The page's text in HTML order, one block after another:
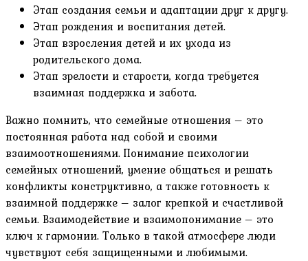
Этап создания семьи и адаптации друг к другу.
Этап рождения и воспитания детей.
Этап взросления детей и их ухода из
родительского дома.
Этап зрелости и старости, когда требуется
взаимная поддержка и забота.
Важно помнить, что семейные отношения – это
постоянная работа над собой и своими
взаимоотношениями. Понимание психологии
семейных отношений, умение общаться и решать
конфликты конструктивно, а также готовность к
взаимной поддержке – залог крепкой и счастливой
семьи. Взаимодействие и взаимопонимание – это
ключ к гармонии. Только в такой атмосфере люди
чувствуют себя защищенными и любимыми.